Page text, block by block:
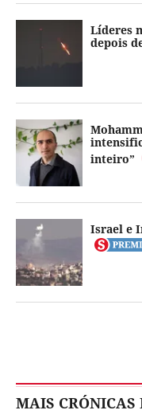
Líderes
depois
inteiro”
Israel e
MAIS CRÓNICAS